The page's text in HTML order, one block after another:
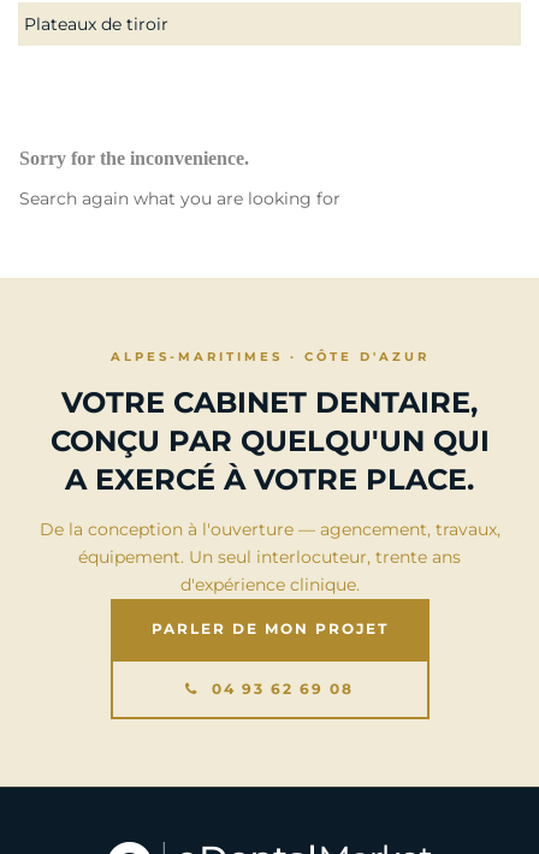
Plateaux de tiroir
Sorry for the inconvenience.
Search again what you are looking for
ALPES-MARITIMES · CÔTE D'AZUR
VOTRE CABINET DENTAIRE,
CONÇU PAR QUELQU'UN QUI
A EXERCÉ À VOTRE PLACE.
De la conception à l'ouverture — agencement, travaux,
équipement. Un seul interlocuteur, trente ans
d'expérience clinique.
PARLER DE MON PROJET
04 93 62 69 08